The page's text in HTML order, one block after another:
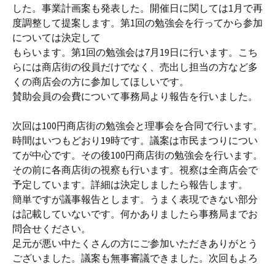
した。事業計画案も発表した。開催日に関しては1月で再
度調整して提案します。第1回の勉強会を行ってから参加
については決定して
もらいます。第1回の勉強会は7月19日に行います。こち
らには商店街の役員だけでなく、売出し担当の方など多
くの商店会の方に参加してほしいです。
賛助会員の会費について事務局より報告を行いました。
次回は100円商店街の勉強会と理事会を合同で行います。
時間はいつもどおり19時です。議案は市民まつりについ
てが中心です。その後100円商店街の勉強会を行います。
その前に各商店街の視察も行います。視察は全商店会で
予定しています。詳細は決定しましたら報告します。
簡単ですが議事報告とします。うまく表現できない部分
は記載していないです。何かありましたら事務局までお
問合せください。
足元が悪い中たくさんの方にご参加いただきありがとう
ございました。議案も無事審議できました。次回もよろ